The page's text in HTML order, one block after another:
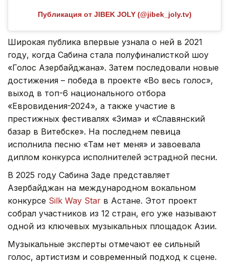
Публикация от JIBEK JOLY (@jibek_joly.tv)
Широкая публика впервые узнала о ней в 2021
году, когда Сабина стала полуфиналисткой шоу
«Голос Азербайджана». Затем последовали новые
достижения – победа в проекте «Во весь голос»,
выход в топ-6 национального отбора
«Евровидения-2024», а также участие в
престижных фестивалях «Зима» и «Славянский
базар в Витебске». На последнем певица
исполнила песню «Там нет меня» и завоевала
диплом конкурса исполнителей эстрадной песни.
В 2025 году Сабина Заде представляет
Азербайджан на международном вокальном
конкурсе Silk Way Star в Астане. Этот проект
собрал участников из 12 стран, его уже называют
одной из ключевых музыкальных площадок Азии.
Музыкальные эксперты отмечают ее сильный
голос, артистизм и современный подход к сцене.